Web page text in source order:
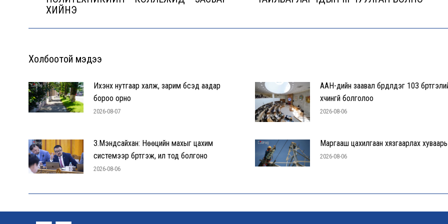
post:
ХИЙНЭ
Холбоотой мэдээ
Ихэнх нутгаар халж, зарим бүсэд аадар
бороо орно
2026-08-07
ААН-үүдийн заавал бүрдүүлдэг 103
хүчингүй болголоо
2026-08-06
З.Мэндсайхан: Нөөцийн махыг цахим
системээр бүртгэж, ил тод болгоно
2026-08-06
Маргааш цахилгаан хязгаарлах хуваарь
2026-08-06